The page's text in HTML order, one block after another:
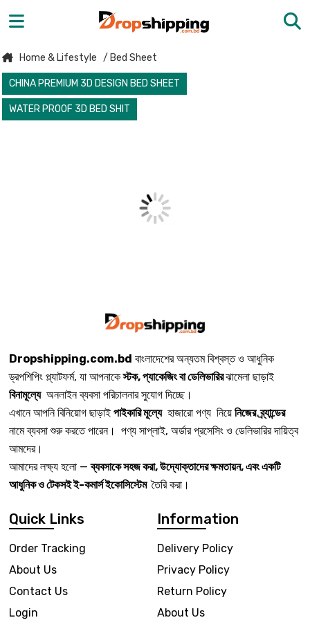
Home & Lifestyle / Bed Sheet
CHINA PREMIUM 3D DESIGN BED SHEET
WATER PROOF 3D BED SHIT
Dropshipping.com.bd বাংলাদেশের অন্যতম বিশ্বস্ত ও আধুনিক
ড্রপশিপিং প্ল্যাটফর্ম, যা আপনাকেস্টক, প্যাকেজিং বা ডেলিভারিরঝামেলা ছাড়াই
বিনামূল্যেঅনলাইন ব্যবসা পরিচালনার সুযোগ দিচ্ছে।
এখানে আপনি বিনিয়োগ ছাড়াই পাইকারি মূল্যেহাজারো পণ্য নিয়ে নিজের ব্র্যান্ডের
নামে ব্যবসা শুরু করতে পারেন। পণ্য সাপ্লাই, অর্ডার প্রসেসিং ও ডেলিভারির দায়িত্ব
আমদের।
আমাদের লক্ষ্য হলো —ব্যবসাকে সহজ করা, উদ্যোক্তাদের ক্ষমতায়ন, এবং একটি
আধুনিক ও টেকসই ই-কমার্স ইকোসিস্টেম তৈরি করা।
Quick Links
Order Tracking
About Us
Contact Us
Login
Information
Delivery Policy
Privacy Policy
Return Policy
About Us